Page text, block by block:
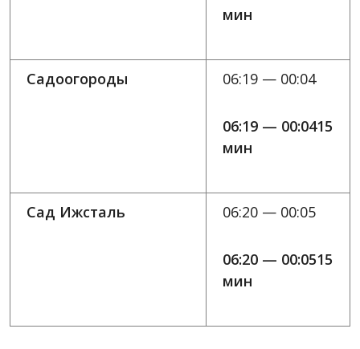
мин
Садоогороды 06:19 — 00:04
06:19 — 00:0415
мин
Сад Ижсталь 06:20 — 00:05
06:20 — 00:0515
мин